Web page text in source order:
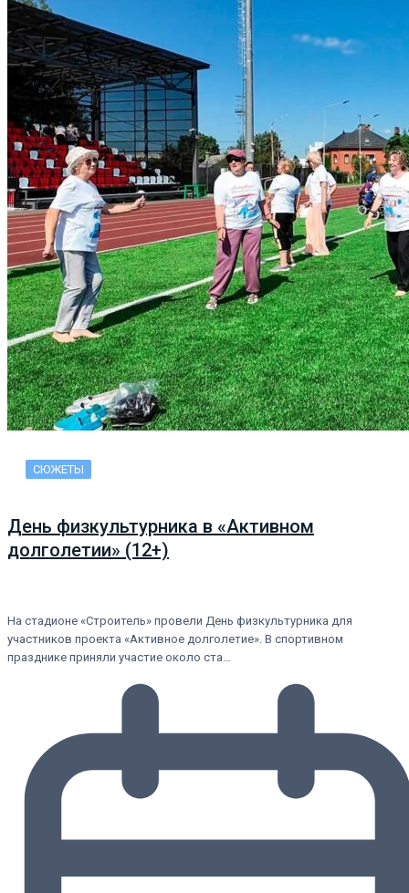
СЮЖЕТЫ
День физкультурника в «Активном
долголетии» (12+)
На стадионе «Строитель» провели День физкультурника для
участников проекта «Активное долголетие». В спортивном
празднике приняли участие около ста…